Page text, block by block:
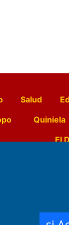
Salud
Quiniela
El